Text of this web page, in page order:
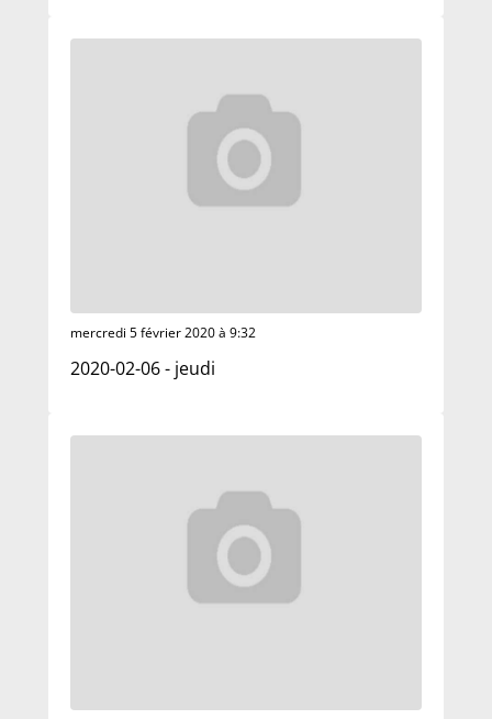
mercredi 5 février 2020 à 9:32
2020-02-06 - jeudi